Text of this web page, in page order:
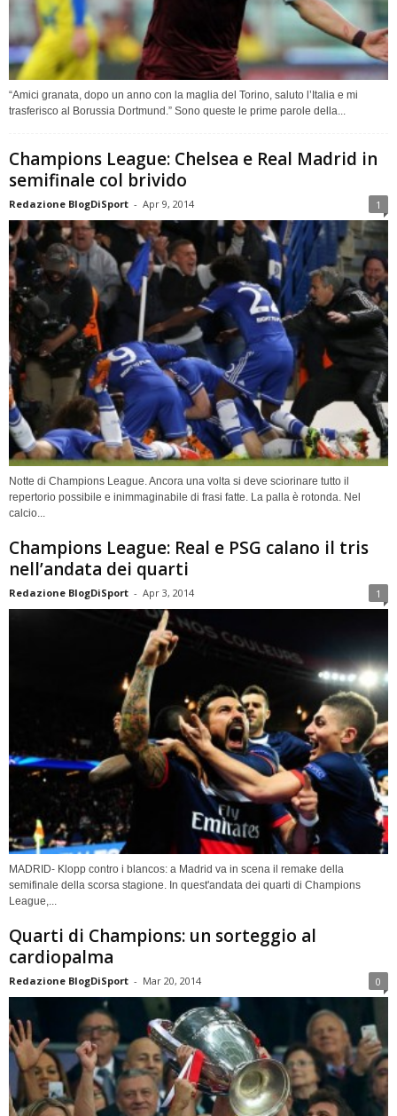
“Amici granata, dopo un anno con la maglia del Torino, saluto l’Italia e mi
trasferisco al Borussia Dortmund.” Sono queste le prime parole della...
Champions League: Chelsea e Real Madrid in
semifinale col brivido
Redazione BlogDiSport - Apr 9, 2014 1
Notte di Champions League. Ancora una volta si deve sciorinare tutto il
repertorio possibile e inimmaginabile di frasi fatte. La palla è rotonda. Nel
calcio...
Champions League: Real e PSG calano il tris
nell’andata dei quarti
Redazione BlogDiSport - Apr 3, 2014 1
MADRID- Klopp contro i blancos: a Madrid va in scena il remake della
semifinale della scorsa stagione. In quest'andata dei quarti di Champions
League,...
Quarti di Champions: un sorteggio al
cardiopalma
Redazione BlogDiSport - Mar 20, 2014 0